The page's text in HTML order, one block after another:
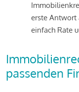
erste Antwort
einfach Rate
passenden